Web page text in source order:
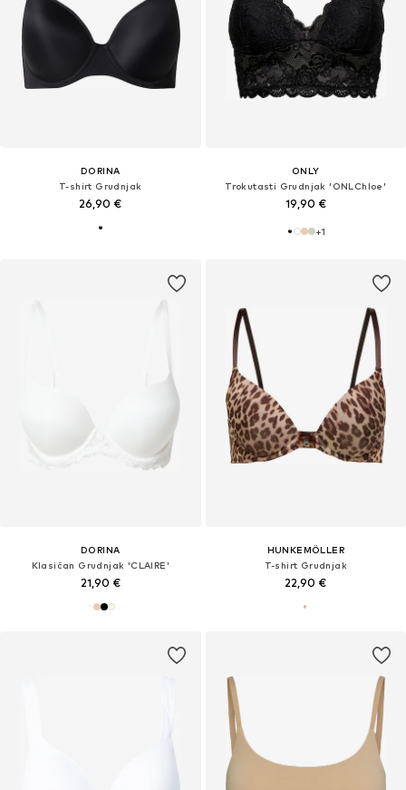
DORINA
T-shirt Grudnjak
26,90 €
ONLY
Trokutasti Grudnjak 'ONLChloe'
19,90 €
+1
DORINA
Klasičan Grudnjak 'CLAIRE'
21,90 €
HUNKEMÖLLER
T-shirt Grudnjak
22,90 €